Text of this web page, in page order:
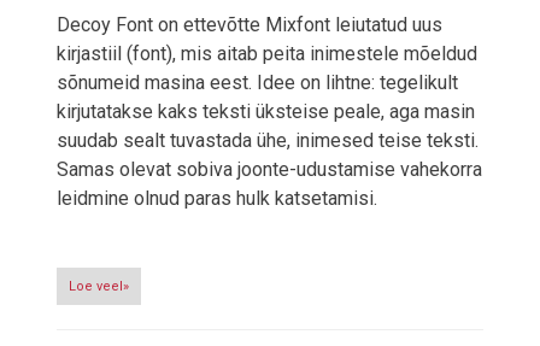
Decoy Font on ettevõtte Mixfont leiutatud uus
kirjastiil (font), mis aitab peita inimestele mõeldud
sõnumeid masina eest. Idee on lihtne: tegelikult
kirjutatakse kaks teksti üksteise peale, aga masin
suudab sealt tuvastada ühe, inimesed teise teksti.
Samas olevat sobiva joonte-udustamise vahekorra
leidmine olnud paras hulk katsetamisi.
Loe veel»